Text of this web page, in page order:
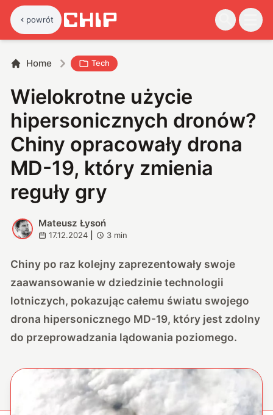
powrót
Home Tech
Wielokrotne użycie
hipersonicznych dronów?
Chiny opracowały drona
MD-19, który zmienia
reguły gry
M
Mateusz Łysoń
17.12.2024 3 min
Chiny po raz kolejny zaprezentowały swoje
zaawansowanie w dziedzinie technologii
lotniczych, pokazując całemu światu swojego
drona hipersonicznego MD-19, który jest zdolny
do przeprowadzania lądowania poziomego.